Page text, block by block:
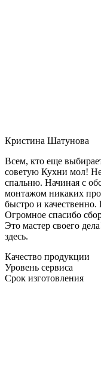
Кристина Шатунова
Всем, кто еще
советую Кухни мол!
спальню. Начиная с
монтажом никаких
быстро и
Огромное спасибо
Это мастер своего
здесь.
Качество продукции
Уровень сервиса
Срок изготовления